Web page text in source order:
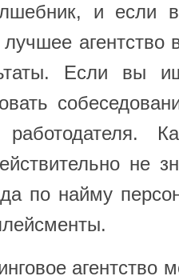
и если
агентство
Если вы
работодателя.
не
по найму
агентство